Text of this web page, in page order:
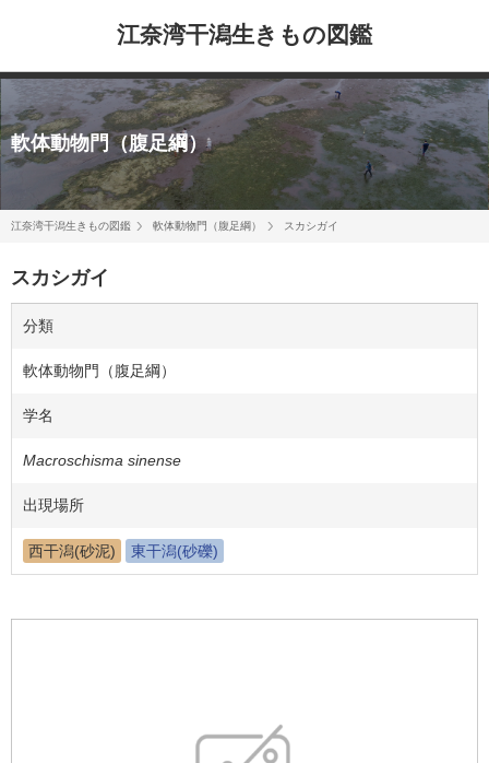
江奈湾干潟生きもの図鑑
軟体動物門（腹足綱）
江奈湾干潟生きもの図鑑 軟体動物門（腹足綱） スカシガイ
スカシガイ
分類
軟体動物門（腹足綱）
学名
Macroschisma sinense
出現場所
西干潟(砂泥) 東干潟(砂礫)